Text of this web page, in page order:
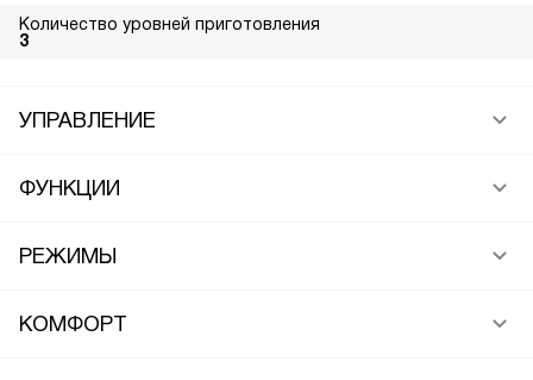
Количество уровней приготовления
3
УПРАВЛЕНИЕ
ФУНКЦИИ
РЕЖИМЫ
КОМФОРТ